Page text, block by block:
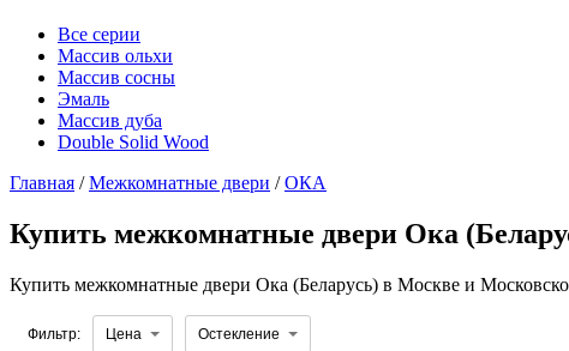
Все серии
Массив ольхи
Массив сосны
Эмаль
Массив дуба
Double Solid Wood
Главная /Межкомнатные двери /ОКА
Купить межкомнатные двери Ока
Купить межкомнатные двери Ока (Беларусь) в Москве и
Фильтр: Цена Остекление